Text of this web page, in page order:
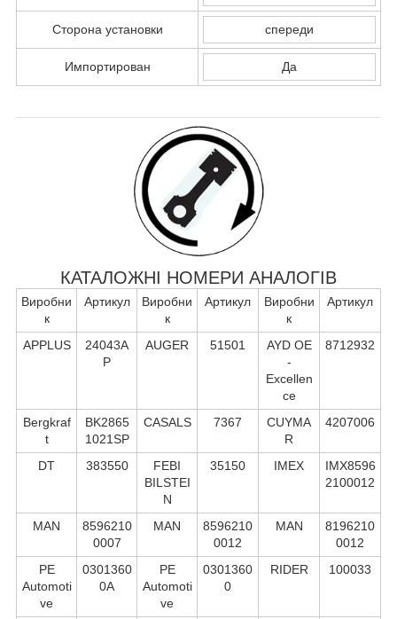
Сторона установки спереди
Импортирован Да
КАТАЛОЖНІ НОМЕРИ АНАЛОГІВ
Виробни
к
Артикул
Виробни
к
Артикул
Виробни
к
Артикул
APPLUS
24043A
P
AUGER 51501
AYD OE
-
Excellen
ce
8712932
Bergkraf
t
BK2865
1021SP
CASALS 7367
CUYMA
R
4207006
DT 383550
FEBI
BILSTEI
N
35150 IMEX
IMX8596
2100012
MAN
8596210
0007
MAN
8596210
0012
MAN
8196210
0012
PE
Automoti
ve
0301360
0A
PE
Automoti
ve
0301360
0
RIDER 100033